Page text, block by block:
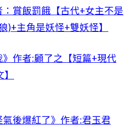
：賞飯罰餓【古代+女主不是
)+主角是妖怪+雙妖怪】
》作者:顧了之【短篇+現代
氣後爆紅了》作者:君玉君